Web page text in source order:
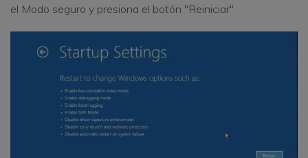
el Modo seguro y presiona el botón "Reiniciar".